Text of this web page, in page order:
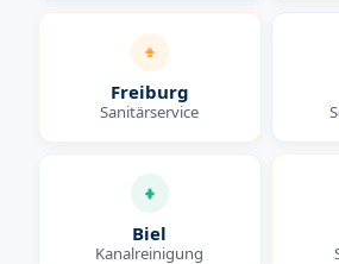
Freiburg
Sanitärservice
Biel
Kanalreinigung